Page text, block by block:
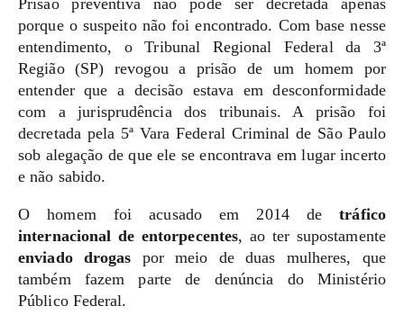
Prisão preventiva não pode ser decretada apenas
porque o suspeito não foi encontrado. Com base nesse
entendimento, o Tribunal Regional Federal da 3ª
Região (SP) revogou a prisão de um homem por
entender que a decisão estava em desconformidade
com a jurisprudência dos tribunais. A prisão foi
decretada pela 5ª Vara Federal Criminal de São Paulo
sob alegação de que ele se encontrava em lugar incerto
e não sabido.
O homem foi acusado em 2014 detráfico
internacional de entorpecentes, ao ter supostamente
enviado drogas por meio de duas mulheres, que
também fazem parte de denúncia do Ministério
Público Federal.